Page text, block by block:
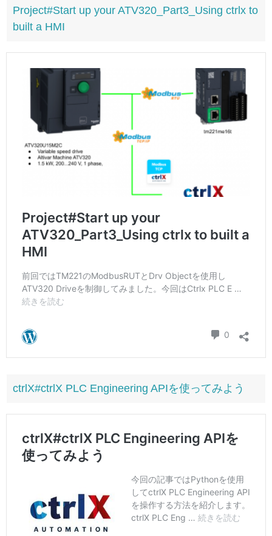
Project#Start up your ATV320_Part3_Using ctrlx to
built a HMI
ctrlX#ctrlX PLC Engineering APIを使ってみよう